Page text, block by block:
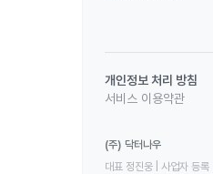
개인정보 처리 방침
서비스 이용약관
(주) 닥터나우
대표 정진웅 | 사업자